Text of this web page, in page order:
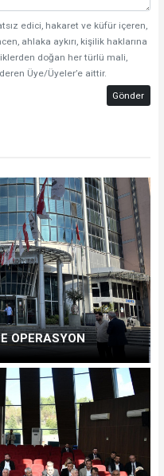
edici, hakaret ve küfür içeren,
ahlaka aykırı, kişilik haklarına
doğan her türlü mali,
Üye/Üyeler’e aittir.
Gönder
OPERASYON